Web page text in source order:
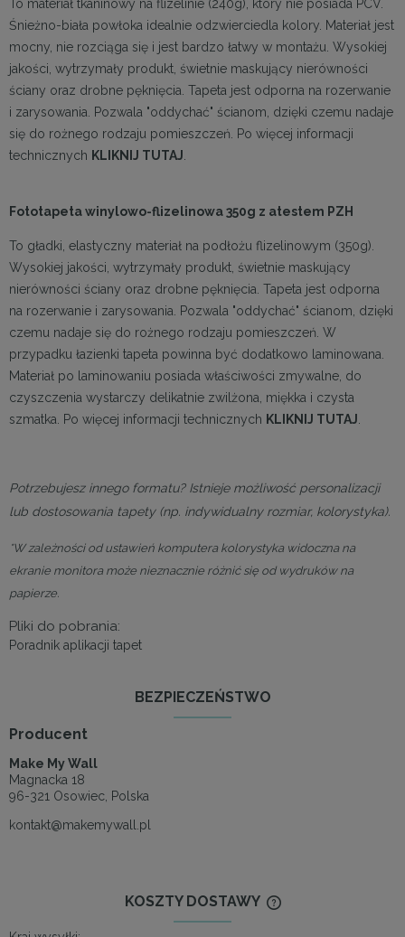
To materiał tkaninowy na flizelinie (240g), który nie posiada PCV.
Śnieżno-biała powłoka idealnie odzwierciedla kolory. Materiał jest
mocny, nie rozciąga się i jest bardzo łatwy w montażu. Wysokiej
jakości, wytrzymały produkt, świetnie maskujący nierówności
ściany oraz drobne pęknięcia. Tapeta jest odporna na rozerwanie
i zarysowania. Pozwala "oddychać" ścianom, dzięki czemu nadaje
się do rożnego rodzaju pomieszczeń. Po więcej informacji
technicznych KLIKNIJ TUTAJ
Fototapeta winylowo-flizelinowa 350g z atestem PZH
To gładki, elastyczny materiał na podłożu flizelinowym (350g).
Wysokiej jakości, wytrzymały produkt, świetnie maskujący
nierówności ściany oraz drobne pęknięcia. Tapeta jest odporna
na rozerwanie i zarysowania. Pozwala "oddychać" ścianom, dzięki
czemu nadaje się do rożnego rodzaju pomieszczeń. W
przypadku łazienki tapeta powinna być dodatkowo laminowana.
Materiał po laminowaniu posiada właściwości zmywalne, do
czyszczenia wystarczy delikatnie zwilżona, miękka i czysta
szmatka. Po więcej informacji technicznych KLIKNIJ TUTAJ
Potrzebujesz innego formatu? Istnieje możliwość personalizacji
lub dostosowania tapety (np. indywidualny rozmiar, kolorystyka).
*W zależności od ustawień komputera kolorystyka widoczna na
ekranie monitora może nieznacznie różnić się od wydruków na
papierze.
Pliki do pobrania:
Poradnik aplikacji tapet
BEZPIECZEŃSTWO
Producent
Make My Wall
Magnacka 18
96-321 Osowiec, Polska
kontakt@makemywall.pl
KOSZTY DOSTAWY